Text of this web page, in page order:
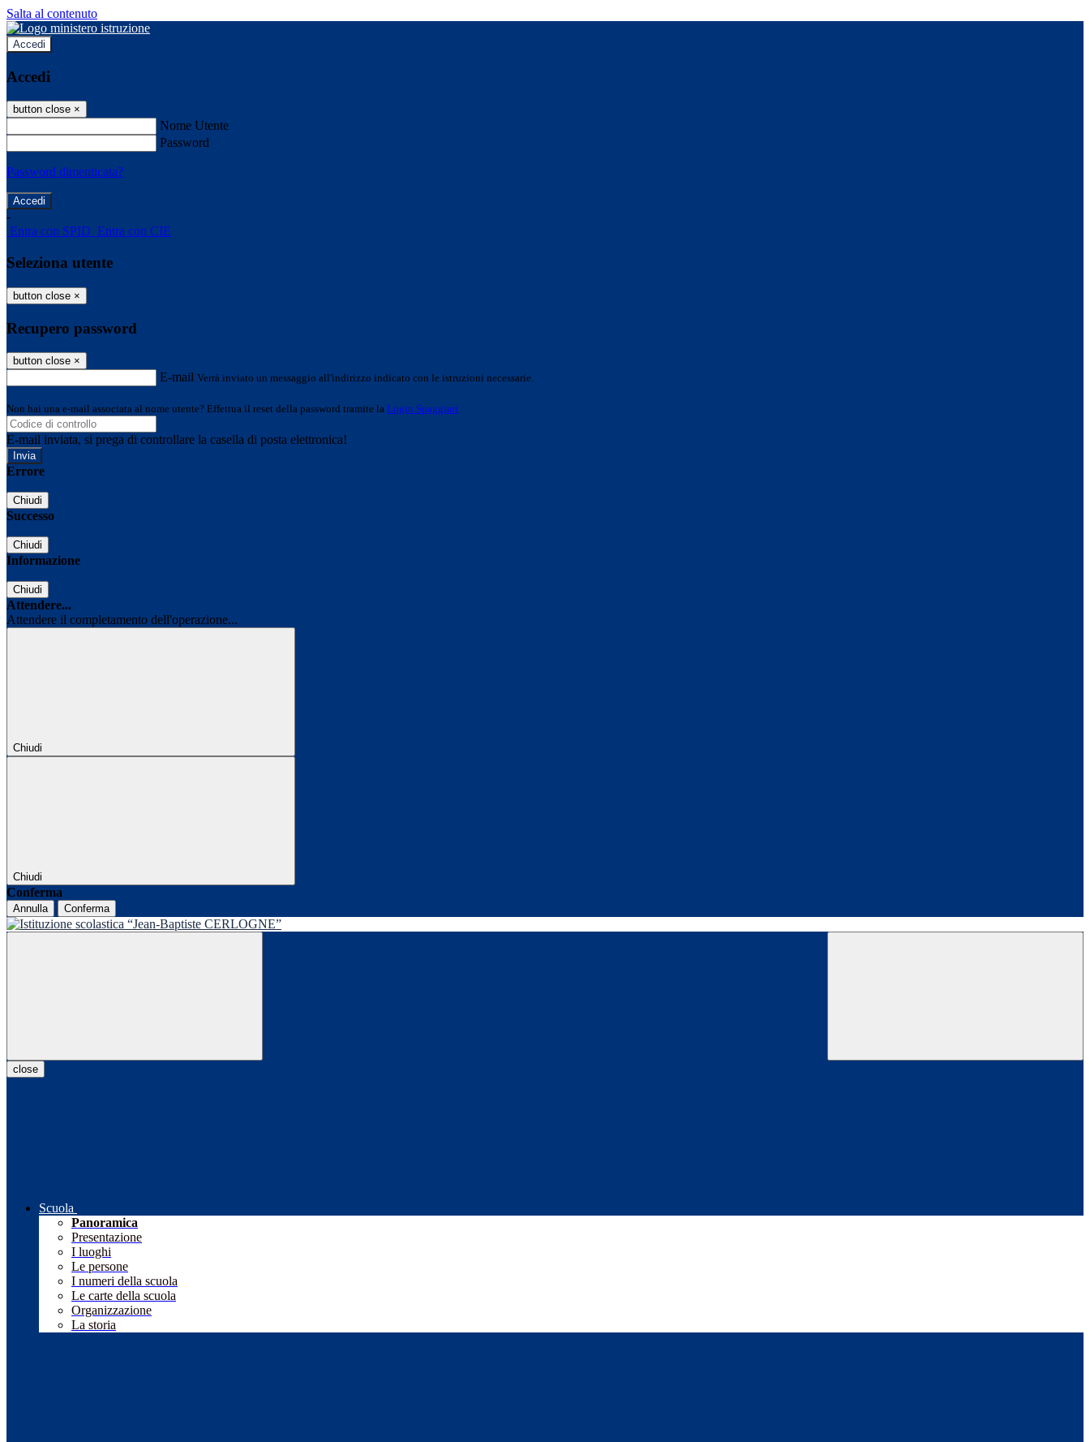
Salta al contenuto
Accedi
Accedi
button close ×
Nome Utente
Password
Password dimenticata?
-
Entra con SPID Entra con CIE
Seleziona utente
button close ×
Recupero password
button close ×
E-mail Verrà inviato un messaggio all'indirizzo indicato con le istruzioni necessarie.
Non hai una e-mail associata al nome utente? Effettua il reset della password tramite la Login Spaggiari
E-mail inviata, si prega di controllare la casella di posta elettronica!
Errore
Chiudi
Successo
Chiudi
Informazione
Chiudi
Attendere...
Attendere il completamento dell'operazione...
Chiudi
Chiudi
Conferma
Annulla Conferma
close
Scuola
Panoramica
Presentazione
I luoghi
Le persone
I numeri della scuola
Le carte della scuola
Organizzazione
La storia